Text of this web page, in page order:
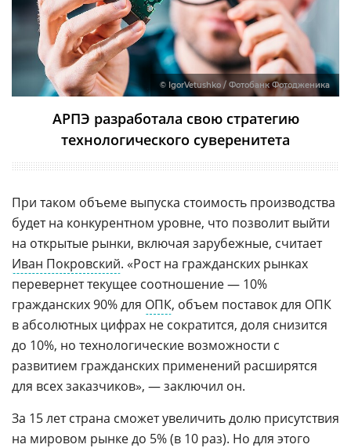
© IgorVetushko / Фотобанк Фотодженика
АРПЭ разработала свою стратегию
технологического суверенитета
При таком объеме выпуска стоимость производства
будет на конкурентном уровне, что позволит выйти
на открытые рынки, включая зарубежные, считает
Иван Покровский. «Рост на гражданских рынках
перевернет текущее соотношение — 10%
гражданских 90% для ОПК, объем поставок для ОПК
в абсолютных цифрах не сократится, доля снизится
до 10%, но технологические возможности с
развитием гражданских применений расширятся
для всех заказчиков», — заключил он.
За 15 лет страна сможет увеличить долю присутствия
на мировом рынке до 5% (в 10 раз). Но для этого